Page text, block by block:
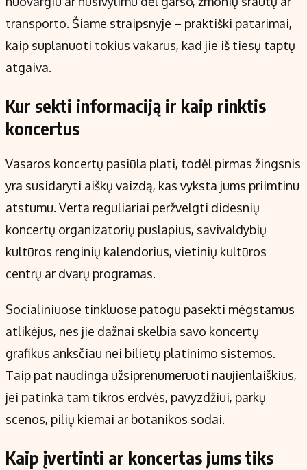
transporto. Šiame straipsnyje – praktiški patarimai,
kaip suplanuoti tokius vakarus, kad jie iš tiesų taptų
atgaiva.
Kur sekti informaciją ir kaip rinktis
koncertus
Vasaros koncertų pasiūla plati, todėl pirmas žingsnis
yra susidaryti aiškų vaizdą, kas vyksta jums priimtinu
atstumu. Verta reguliariai peržvelgti didesnių
koncertų organizatorių puslapius, savivaldybių
kultūros renginių kalendorius, vietinių kultūros
centrų ar dvarų programas.
Socialiniuose tinkluose patogu pasekti mėgstamus
atlikėjus, nes jie dažnai skelbia savo koncertų
grafikus anksčiau nei bilietų platinimo sistemos.
Taip pat naudinga užsiprenumeruoti naujienlaiškius,
jei patinka tam tikros erdvės, pavyzdžiui, parkų
scenos, pilių kiemai ar botanikos sodai.
Kaip įvertinti ar koncertas jums tiks